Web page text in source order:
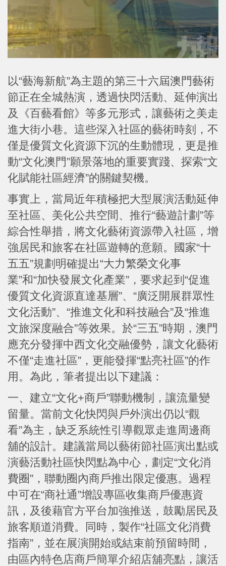
以“藝海新航”為主題的第三十六屆澳門藝術
節正在全城熱演，透過快閃活動、延伸演出
及《百藝看館》等多元形式，讓藝術之美走
進大街小巷。這些深入社區的藝術時刻，不
僅是優質文化資源下沉的生動體現，更是推
動“文化澳門”願景落地的重要實踐、探索“文
化賦能社區經濟”的關鍵契機。
事實上，當局近年積極把大型展演活動延伸
至社區、美化公共空間、推行“藝遊計劃”等
綜合性舉措，將文化藝術資源帶入社區，增
強居民和旅客在社區遊轉的意願。國家“十
五五”規劃明確提出“大力繁榮文化事
業”和“加快發展文化產業”，要求起到“促進
優質文化資源直達基層”、“廣泛開展群眾性
文化活動”、“推進文化和科技融合”及“推進
文旅深度融合”等效果。於“三五”時期，澳門
應充分發揮中西文化交融優勢，讓文化藝術
不僅“走進社區”，更能發揮“點亮社區”的作
用。為此，筆者提出以下建議：
一、建立“文化+商戶”聯動機制，讓流量變
留量。當前文化快閃與戶外演出仍以“觀
看”為主，缺乏系統性引導觀眾走進周邊商
舖的設計。建議當局以藝術節社區演出點或
演藝活動社區快閃點為中心，劃定“文化消
費圈”，聯動圈內商戶推出限定優惠。過程
中可在“商社通”增設專區收集商戶優惠資
訊，及後藉官方平台加強推送，鼓勵居民及
旅客順道消費。同時，製作“社區文化消費
指南”，並在展演開始或結束前預留時間，
由區內特色店商戶簡單介紹店舖亮點，讓活